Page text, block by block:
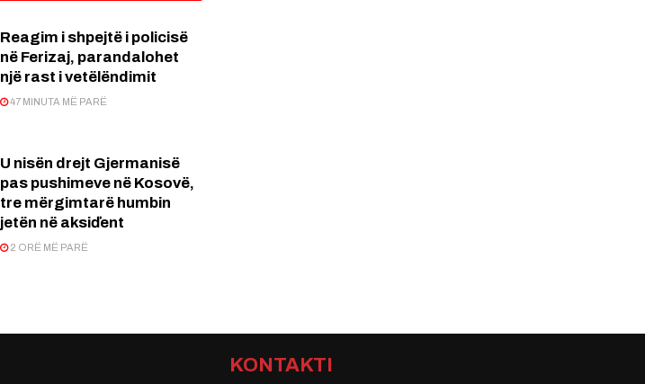
Reagim i shpejtë i policisë
në Ferizaj, parandalohet
një rast i vetëlëndimit
47 MINUTA MË PARË
U nisën drejt Gjermanisë
pas pushimeve në Kosovë,
tre mërgimtarë humbin
jetën në aksiďent
2 ORË MË PARË
KONTAKTI